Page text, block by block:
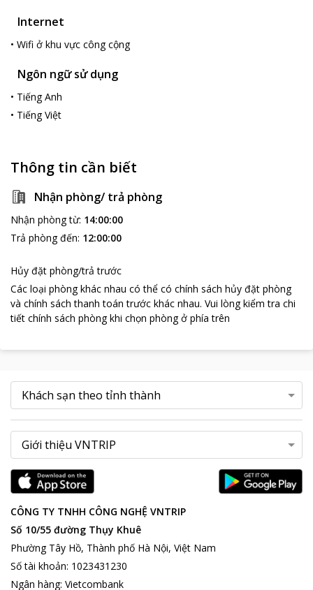
Internet
• Wifi ở khu vực công cộng
Ngôn ngữ sử dụng
• Tiếng Anh
• Tiếng Việt
Thông tin cần biết
Nhận phòng/ trả phòng
Nhận phòng từ: 14:00:00
Trả phòng đến: 12:00:00
Hủy đặt phòng/trả trước
Các loại phòng khác nhau có thể có chính sách hủy đặt phòng
và chính sách thanh toán trước khác nhau. Vui lòng kiểm tra chi
tiết chính sách phòng khi chọn phòng ở phía trên
CÔNG TY TNHH CÔNG NGHỆ VNTRIP
Số 10/55 đường Thụy Khuê
Phường Tây Hồ, Thành phố Hà Nội, Việt Nam
Số tài khoản: 1023431230
Ngân hàng: Vietcombank